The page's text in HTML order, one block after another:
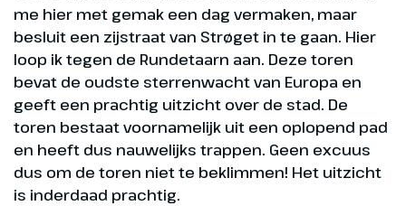
me hier met gemak een dag vermaken, maar
besluit een zijstraat van Strøget in te gaan. Hier
loop ik tegen de Rundetaarn aan. Deze toren
bevat de oudste sterrenwacht van Europa en
geeft een prachtig uitzicht over de stad. De
toren bestaat voornamelijk uit een oplopend pad
en heeft dus nauwelijks trappen. Geen excuus
dus om de toren niet te beklimmen! Het uitzicht
is inderdaad prachtig.